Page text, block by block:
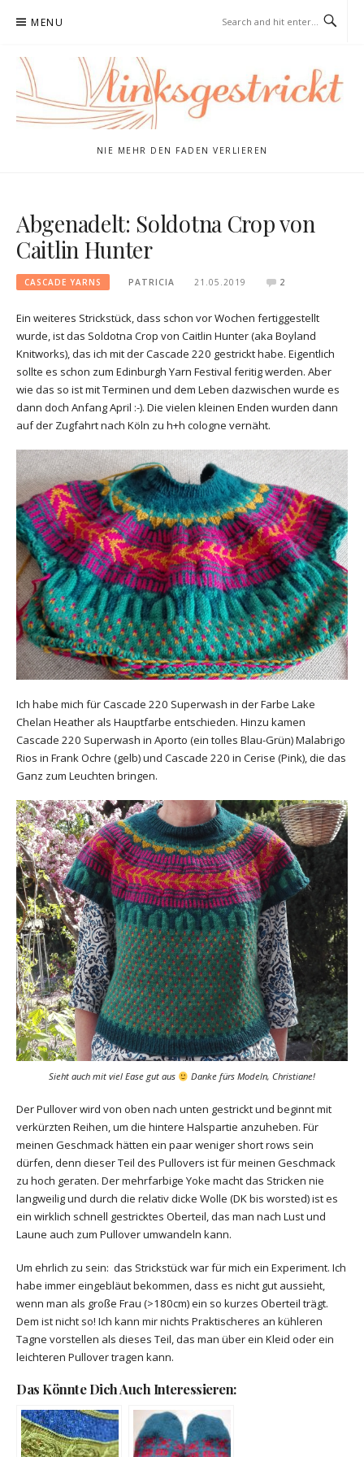
MENU
NIE MEHR DEN FADEN VERLIEREN
Abgenadelt: Soldotna Crop von
Caitlin Hunter
CASCADE YARNS PATRICIA 21.05.2019 2
Ein weiteres Strickstück, dass schon vor Wochen fertiggestellt
wurde, ist das Soldotna Crop von Caitlin Hunter (aka Boyland
Knitworks), das ich mit der Cascade 220 gestrickt habe. Eigentlich
sollte es schon zum Edinburgh Yarn Festival feritig werden. Aber
wie das so ist mit Terminen und dem Leben dazwischen wurde es
dann doch Anfang April :-). Die vielen kleinen Enden wurden dann
auf der Zugfahrt nach Köln zu h+h cologne vernäht.
Ich habe mich für Cascade 220 Superwash in der Farbe Lake
Chelan Heather als Hauptfarbe entschieden. Hinzu kamen
Cascade 220 Superwash in Aporto (ein tolles Blau-Grün) Malabrigo
Rios in Frank Ochre (gelb) und Cascade 220 in Cerise (Pink), die das
Ganz zum Leuchten bringen.
Sieht auch mit viel Ease gut aus Danke fürs Modeln, Christiane!
Der Pullover wird von oben nach unten gestrickt und beginnt mit
verkürzten Reihen, um die hintere Halspartie anzuheben. Für
meinen Geschmack hätten ein paar weniger short rows sein
dürfen, denn dieser Teil des Pullovers ist für meinen Geschmack
zu hoch geraten. Der mehrfarbige Yoke macht das Stricken nie
langweilig und durch die relativ dicke Wolle (DK bis worsted) ist es
ein wirklich schnell gestricktes Oberteil, das man nach Lust und
Laune auch zum Pullover umwandeln kann.
Um ehrlich zu sein: das Strickstück war für mich ein Experiment. Ich
habe immer eingebläut bekommen, dass es nicht gut aussieht,
wenn man als große Frau (>180cm) ein so kurzes Oberteil trägt.
Dem ist nicht so! Ich kann mir nichts Praktischeres an kühleren
Tagne vorstellen als dieses Teil, das man über ein Kleid oder ein
leichteren Pullover tragen kann.
Das Könnte Dich Auch Interessieren: